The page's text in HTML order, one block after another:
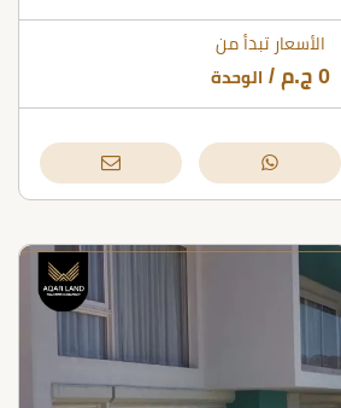
الأسعار تبدأ من
0 ج.م / الوحدة